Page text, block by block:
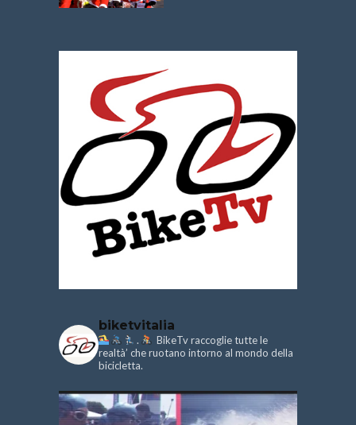
biketvitalia
.
BikeTv raccoglie tutte le
realtà’ che ruotano intorno al mondo della
bicicletta.